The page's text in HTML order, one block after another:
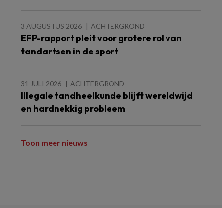
3 AUGUSTUS 2026 ACHTERGROND
EFP-rapport pleit voor grotere rol van
tandartsen in de sport
31 JULI 2026 ACHTERGROND
Illegale tandheelkunde blijft wereldwijd
en hardnekkig probleem
Toon meer nieuws